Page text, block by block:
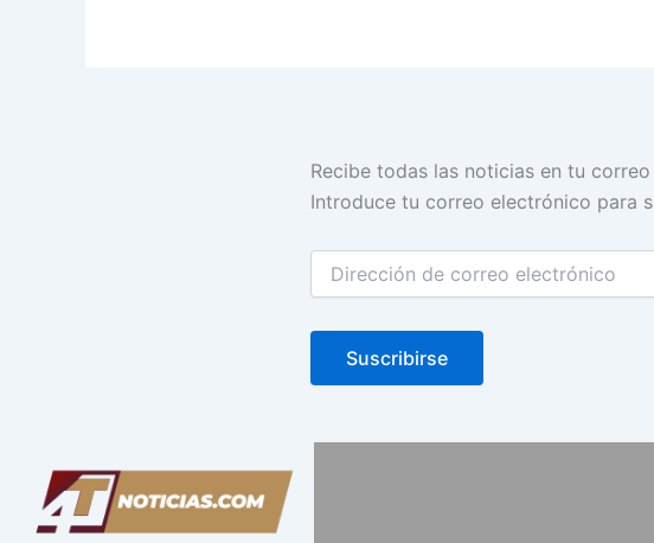
Recibe todas las noticias en tu
Introduce tu correo electrónico para
Dirección
correo
Suscribirse